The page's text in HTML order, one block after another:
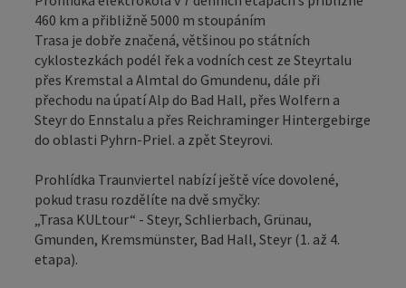
460 km a přibližně 5000 m stoupáním
Trasa je dobře značená, většinou po státních
cyklostezkách podél řek a vodních cest ze Steyrtalu
přes Kremstal a Almtal do Gmundenu, dále při
přechodu na úpatí Alp do Bad Hall, přes Wolfern a
Steyr do Ennstalu a přes Reichraminger Hintergebirge
do oblasti Pyhrn-Priel. a zpět Steyrovi.
Prohlídka Traunviertel nabízí ještě více dovolené,
pokud trasu rozdělíte na dvě smyčky:
„Trasa KULtour“ - Steyr, Schlierbach, Grünau,
Gmunden, Kremsmünster, Bad Hall, Steyr (1. až 4.
etapa).